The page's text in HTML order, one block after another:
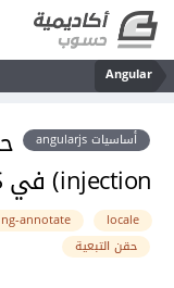
Angular
أساسيات angularjs
injection) في AngularjS
locale
ng-annotate
حقن التبعية